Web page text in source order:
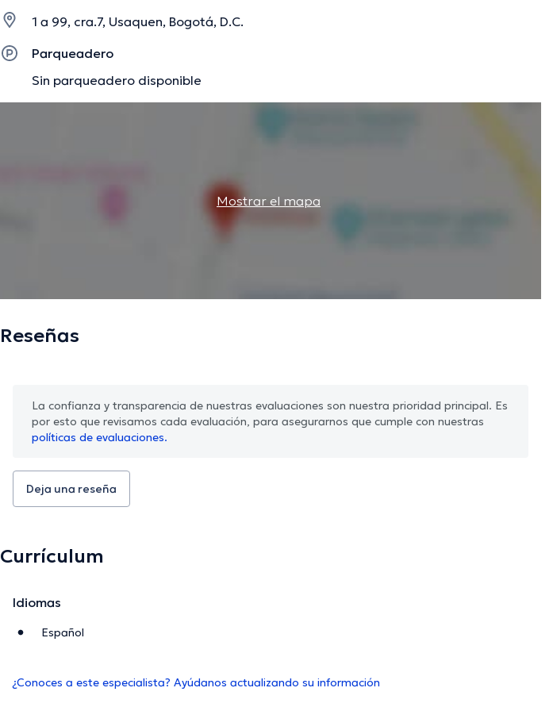
1 a 99, cra.7, Usaquen, Bogotá, D.C.
Parqueadero
Sin parqueadero disponible
Mostrar el mapa
Reseñas
La confianza y transparencia de nuestras evaluaciones son nuestra prioridad principal. Es
por esto que revisamos cada evaluación, para asegurarnos que cumple con nuestras
políticas de evaluaciones.
Deja una reseña
Currículum
Idiomas
Español
¿Conoces a este especialista? Ayúdanos actualizando su información